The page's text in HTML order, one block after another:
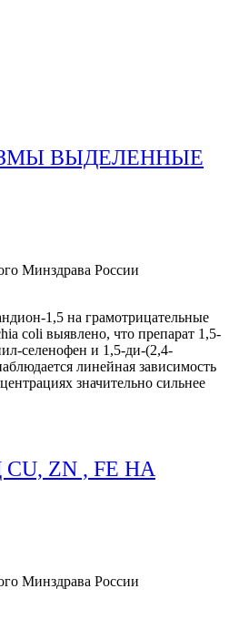
ВЫДЕЛЕННЫЕ
Минздрава России
1,5 на грамотрицательные
coli выявлено, что препарат 1,5-
селенофен и 1,5-ди-(2,4-
линейная зависимость
значительно сильнее
ZN , FE НА
Минздрава России